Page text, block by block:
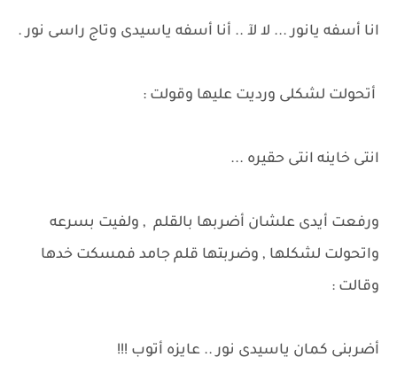
انا أسفه يانور ... لا لآ .. أنا أسفه ياسيدى وتاج راسى نور .
أتحولت لشكلى ورديت عليها وقولت :
انتى خاينه انتى حقيره ...
ورفعت أيدى علشان أضربها بالقلم , ولفيت بسرعه
واتحولت لشكلها , وضربتها قلم جامد فمسكت خدها
وقالت :
أضربنى كمان ياسيدى نور .. عايزه أتوب !!!